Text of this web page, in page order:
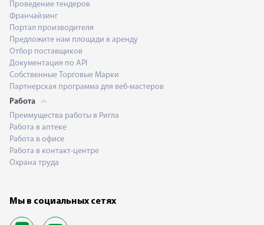
Проведение тендеров
Франчайзинг
Портал производителя
Предложите нам площади в аренду
Отбор поставщиков
Документация по API
Собственные Торговые Марки
Партнерская программа для веб-мастеров
Работа
Преимущества работы в Ригла
Работа в аптеке
Работа в офисе
Работа в контакт-центре
Охрана труда
Мы в социальных сетях